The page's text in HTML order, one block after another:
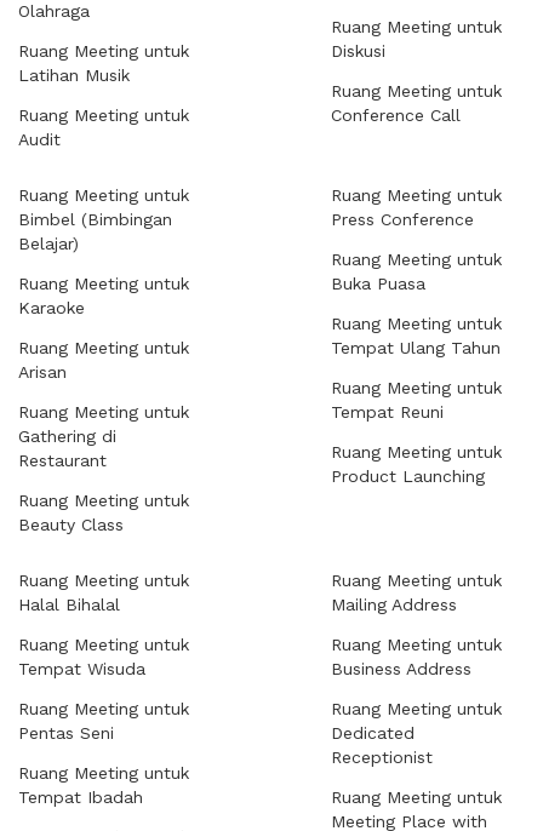
Olahraga
Ruang Meeting untuk
Latihan Musik
Ruang Meeting untuk
Audit
Ruang Meeting untuk
Diskusi
Ruang Meeting untuk
Conference Call
Ruang Meeting untuk
Bimbel (Bimbingan
Belajar)
Ruang Meeting untuk
Karaoke
Ruang Meeting untuk
Arisan
Ruang Meeting untuk
Gathering di
Restaurant
Ruang Meeting untuk
Beauty Class
Ruang Meeting untuk
Press Conference
Ruang Meeting untuk
Buka Puasa
Ruang Meeting untuk
Tempat Ulang Tahun
Ruang Meeting untuk
Tempat Reuni
Ruang Meeting untuk
Product Launching
Ruang Meeting untuk
Halal Bihalal
Ruang Meeting untuk
Tempat Wisuda
Ruang Meeting untuk
Pentas Seni
Ruang Meeting untuk
Tempat Ibadah
Ruang Meeting untuk
Mailing Address
Ruang Meeting untuk
Business Address
Ruang Meeting untuk
Dedicated
Receptionist
Ruang Meeting untuk
Meeting Place with